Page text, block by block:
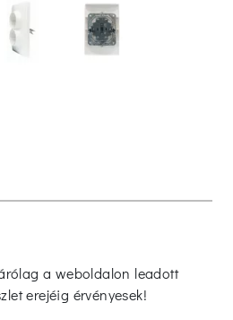
a weboldalon leadott
erejéig érvényesek!